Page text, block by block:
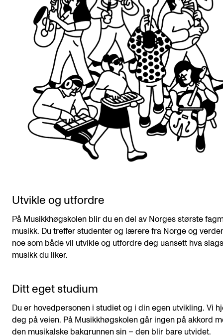
Utvikle og utfordre
På Musikkhøgskolen blir du en del av Norges største
musikk. Du treffer studenter og lærere fra Norge og
noe som både vil utvikle og utfordre deg uansett hva slags
musikk du liker.
Ditt eget studium
Du er hovedpersonen i studiet og i din egen utvikling. Vi
deg på veien. På Musikkhøgskolen går ingen på akkord
den musikalske bakgrunnen sin – den blir bare utvidet.